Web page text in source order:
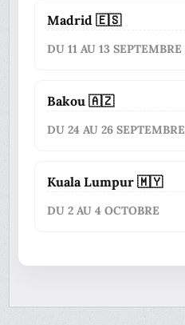
Madrid 🇪🇸
DU 11 AU 13 SEPTEMBRE
Bakou 🇦🇿
DU 24 AU 26 SEPTEMBRE
Kuala Lumpur 🇲🇾
DU 2 AU 4 OCTOBRE